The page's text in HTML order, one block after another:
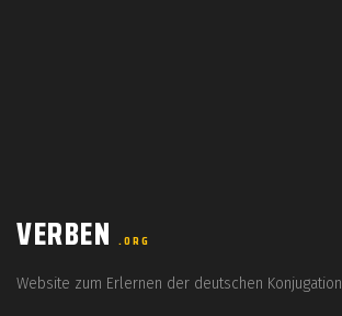
VERBEN .ORG
Website zum Erlernen der deutschen Konjugation